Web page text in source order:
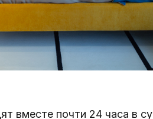
вместе почти 24 часа в